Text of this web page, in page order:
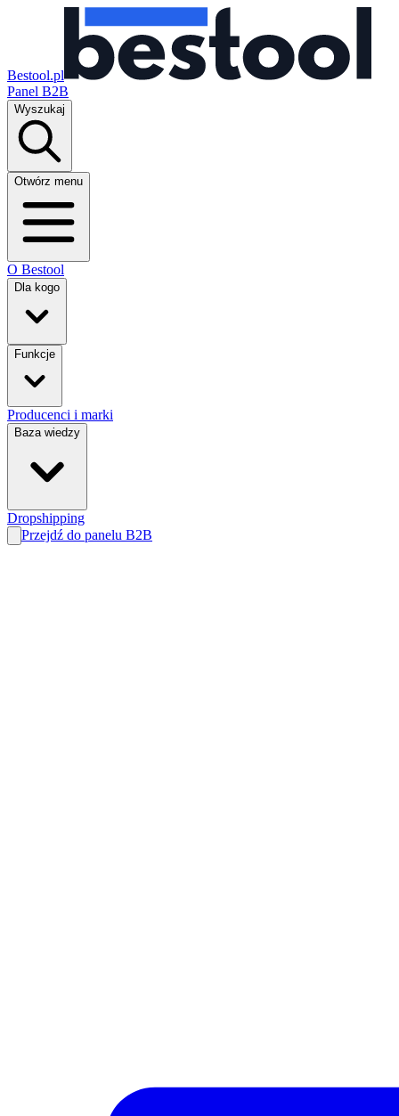
Bestool.pl
Panel B2B
Wyszukaj
Otwórz menu
O Bestool
Dla kogo
Funkcje
Producenci i marki
Baza wiedzy
Dropshipping
Przejdź do panelu B2B